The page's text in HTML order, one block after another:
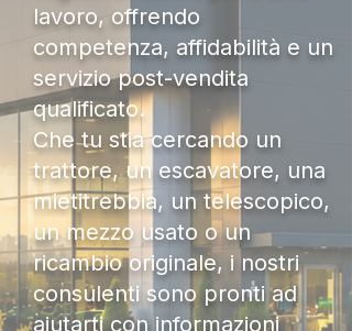
lavoro, offrendo
competenza, affidabilità e un
servizio post-vendita
qualificato.
Che tu stia cercando un
trattore, un escavatore, una
mietitrebbia, un telescopico,
un mezzo usato o un
ricambio originale, i nostri
consulenti sono pronti ad
aiutarti con informazioni